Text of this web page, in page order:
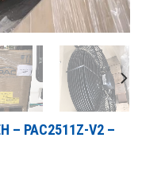
– PAC2511Z-V2 –